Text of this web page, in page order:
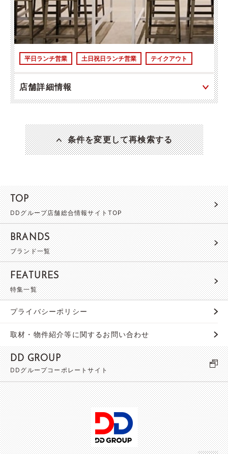
平日ランチ営業 土日祝日ランチ営業 テイクアウト
店舗詳細情報
条件を変更して再検索する
TOP
DDグループ店舗総合情報サイトTOP
BRANDS
ブランド一覧
FEATURES
特集一覧
プライバシーポリシー
取材・物件紹介等に関するお問い合わせ
DD GROUP
DDグループコーポレートサイト